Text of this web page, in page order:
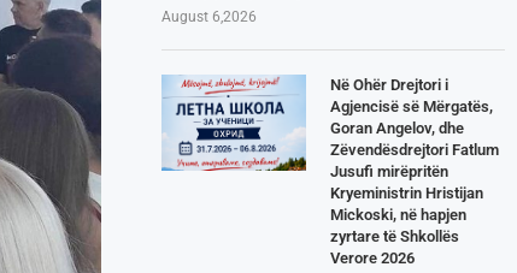
August 6,2026
Në Ohër Drejtori i
Agjencisë së Mërgatës,
Goran Angelov, dhe
Zëvendësdrejtori Fatlum
Jusufi mirëpritën
Kryeministrin Hristijan
Mickoski, në hapjen
zyrtare të Shkollës
Verore 2026